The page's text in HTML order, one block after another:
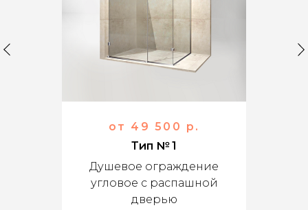
от 49 500 р.
Тип № 1
Душевое ограждение
угловое с распашной
дверью